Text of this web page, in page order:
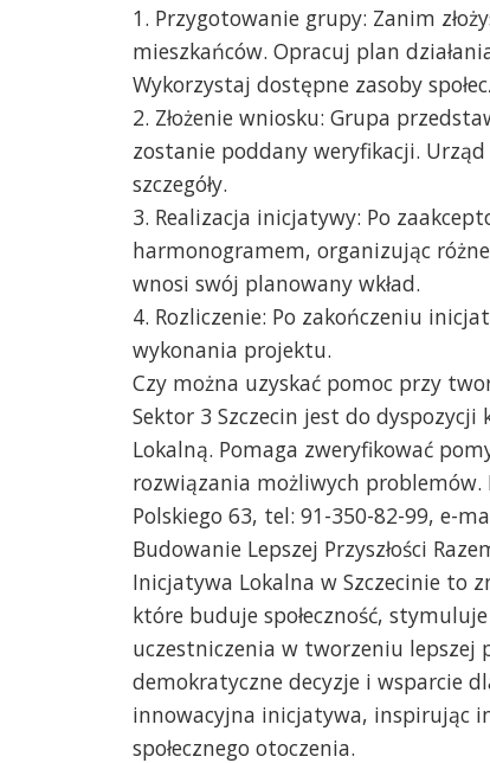
1. Przygotowanie grupy: Zanim
mieszkańców. Opracuj plan
Wykorzystaj dostępne zasoby
2. Złożenie wniosku: Grupa
zostanie poddany weryfikacji.
szczegóły.
3. Realizacja inicjatywy: Po
harmonogramem, organizując
wnosi swój planowany wkład.
4. Rozliczenie: Po zakończeniu
wykonania projektu.
Czy można uzyskać pomoc przy
Sektor 3 Szczecin jest do dyspozycji
Lokalną. Pomaga zweryfikować
rozwiązania możliwych problemów.
Polskiego 63, tel: 91-350-82-99, e-
Budowanie Lepszej Przyszłości
Inicjatywa Lokalna w Szczecinie to
które buduje społeczność,
uczestniczenia w tworzeniu lepszej
demokratyczne decyzje i wsparcie
innowacyjna inicjatywa, inspirując
społecznego otoczenia.